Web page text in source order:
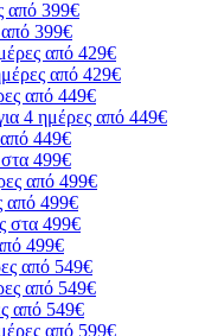
από 399€
399€
από 429€
από 429€
από 449€
4 ημέρες από 449€
449€
στα 499€
από 499€
από 499€
στα 499€
499€
από 549€
από 549€
από 549€
από 599€